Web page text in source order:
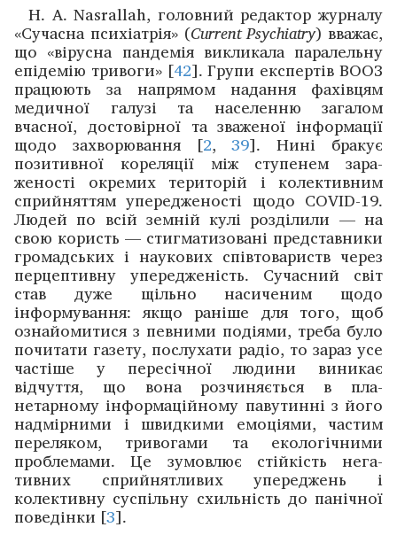
H. A. Nasrallah, головний редактор журналу
«Сучасна психіатрія» (Current Psychiatry) вважає,
що «вірусна пандемія викликала паралельну
епідемію тривоги» [42]. ­Групи експертів ВООЗ
працюють за напрямом надання фахівцям
медичної галузі та населенню загалом
вчасної, достовірної та зваженої інформації
щодо захворювання [2,39]. Нині бракує
позитивної кореляції між ступенем зара­
женості окремих територій і колективним
сприйняттям уперед­женості щодо COVID-19.
Людей по всій земній кулі розділили — на
свою користь — стигматизовані представники
громадських і наукових співтовариств через
перцептивну упередженість. Сучасний світ
став дуже щільно насиченим щодо
інформування: якщо раніше для того, щоб
ознайомитися з певними подіями, треба було
почитати газе­ту, послухати радіо, то зараз усе
частіше у пересічної людини виникає
відчуття, що вона розчиняється в пла­
нетарному інформаційному павутинні з його
­надмірними і швидкими емоціями, частим
переляком, тривогами та еко­логічними
проблемами. Це зумовлює стійкість нега­
тивних сприйнятливих упереджень і
колективну ­суспільну схильність до панічної
поведінки [3].